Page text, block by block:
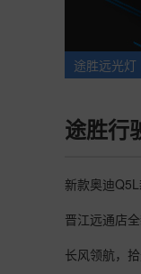
途胜远光灯
途胜行
新款奥迪
晋江远通店
长风领航，